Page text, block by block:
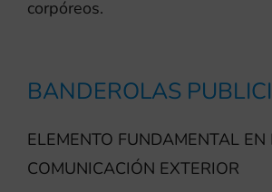
corpóreos.
BANDEROLAS
ELEMENTO FUNDAMENTAL EN
COMUNICACIÓN EXTERIOR